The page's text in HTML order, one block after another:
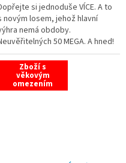
si jednoduše VÍCE. A to
novým losem, jehož hlavní
nemá obdoby.
50 MEGA. A hned!
u Maxy.
Zboží s
věkovým
omezením